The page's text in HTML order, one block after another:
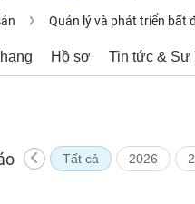
Quản lý và phát triển bất
Hồ sơ Tin tức & Sự
Tất cả 2026